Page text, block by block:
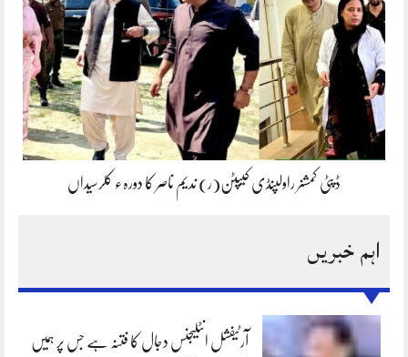
ڈپٹی کمشنر راولپنڈی کیپٹن(ر) ندیم ناصر کا دورہء کلرسیداں
اہم خبریں
آرٹیفشل انٹلیجنس دجال کا فتنہ ہے جس پر ہمیں